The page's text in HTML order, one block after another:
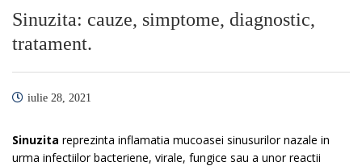
Sinuzita: cauze, simptome, diagnostic,
tratament.
iulie 28, 2021
Sinuzita reprezinta inflamatia mucoasei sinusurilor nazale in
urma infectiilor bacteriene, virale, fungice sau a unor reactii